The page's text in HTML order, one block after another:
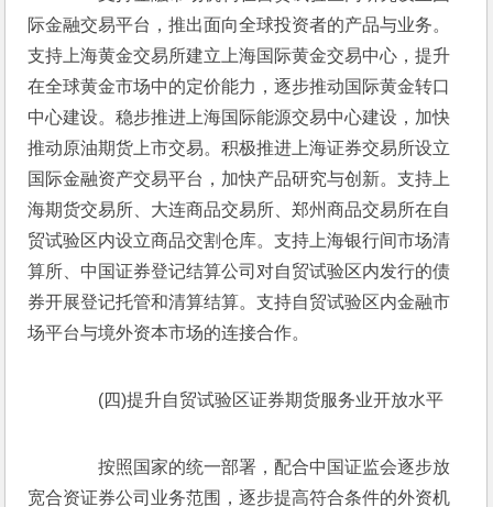
际金融交易平台，推出面向全球投资者的产品与业务。
支持上海黄金交易所建立上海国际黄金交易中心，提升
在全球黄金市场中的定价能力，逐步推动国际黄金转口
中心建设。稳步推进上海国际能源交易中心建设，加快
推动原油期货上市交易。积极推进上海证券交易所设立
国际金融资产交易平台，加快产品研究与创新。支持上
海期货交易所、大连商品交易所、郑州商品交易所在自
贸试验区内设立商品交割仓库。支持上海银行间市场清
算所、中国证券登记结算公司对自贸试验区内发行的债
券开展登记托管和清算结算。支持自贸试验区内金融市
场平台与境外资本市场的连接合作。
(四)提升自贸试验区证券期货服务业开放水平
按照国家的统一部署，配合中国证监会逐步放
宽合资证券公司业务范围，逐步提高符合条件的外资机